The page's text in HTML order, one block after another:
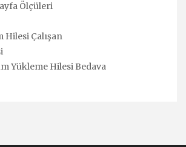
Ölçüleri
Hilesi Çalışan
Yükleme Hilesi Bedava